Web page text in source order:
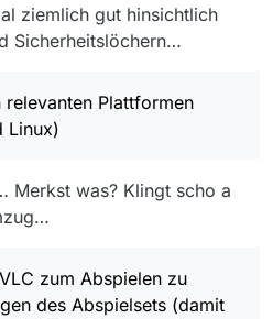
ziemlich gut hinsichtlich
Sicherheitslöchern…
Plattformen
Linux)
Merkst was? Klingt scho a
zum Abspielen zu
des Abspielsets (damit